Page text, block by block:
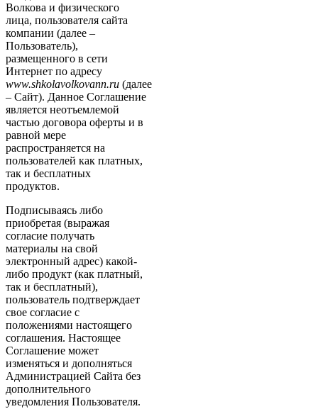
Волкова и физического
лица, пользователя сайта
компании (далее –
Пользователь),
размещенного в сети
Интернет по адресу
www.shkolavolkovann.ru (далее
– Сайт). Данное Соглашение
является неотъемлемой
частью договора оферты и в
равной мере
распространяется на
пользователей как платных,
так и бесплатных
продуктов.
Подписываясь либо
приобретая (выражая
согласие получать
материалы на свой
электронный адрес) какой-
либо продукт (как платный,
так и бесплатный),
пользователь подтверждает
свое согласие с
положениями настоящего
соглашения. Настоящее
Соглашение может
изменяться и дополняться
Администрацией Сайта без
дополнительного
уведомления Пользователя.